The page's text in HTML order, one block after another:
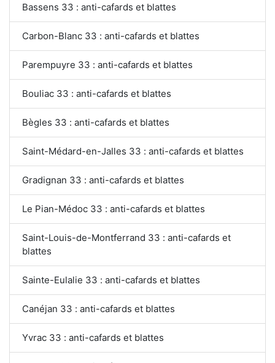
Bassens 33 : anti-cafards et blattes
Carbon-Blanc 33 : anti-cafards et blattes
Parempuyre 33 : anti-cafards et blattes
Bouliac 33 : anti-cafards et blattes
Bègles 33 : anti-cafards et blattes
Saint-Médard-en-Jalles 33 : anti-cafards et blattes
Gradignan 33 : anti-cafards et blattes
Le Pian-Médoc 33 : anti-cafards et blattes
Saint-Louis-de-Montferrand 33 : anti-cafards et
blattes
Sainte-Eulalie 33 : anti-cafards et blattes
Canéjan 33 : anti-cafards et blattes
Yvrac 33 : anti-cafards et blattes